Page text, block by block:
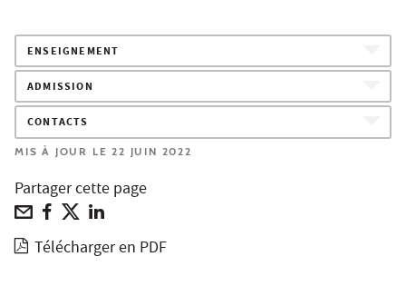
ENSEIGNEMENT
ADMISSION
CONTACTS
MIS À JOUR LE 22 JUIN 2022
Partager cette page
Télécharger en PDF